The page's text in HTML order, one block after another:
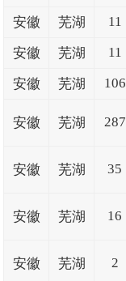
安徽
芜湖 11
安徽
芜湖 11
安徽
芜湖 106
安徽 芜湖 287
安徽 芜湖 35
安徽 芜湖 16
安徽 芜湖 2